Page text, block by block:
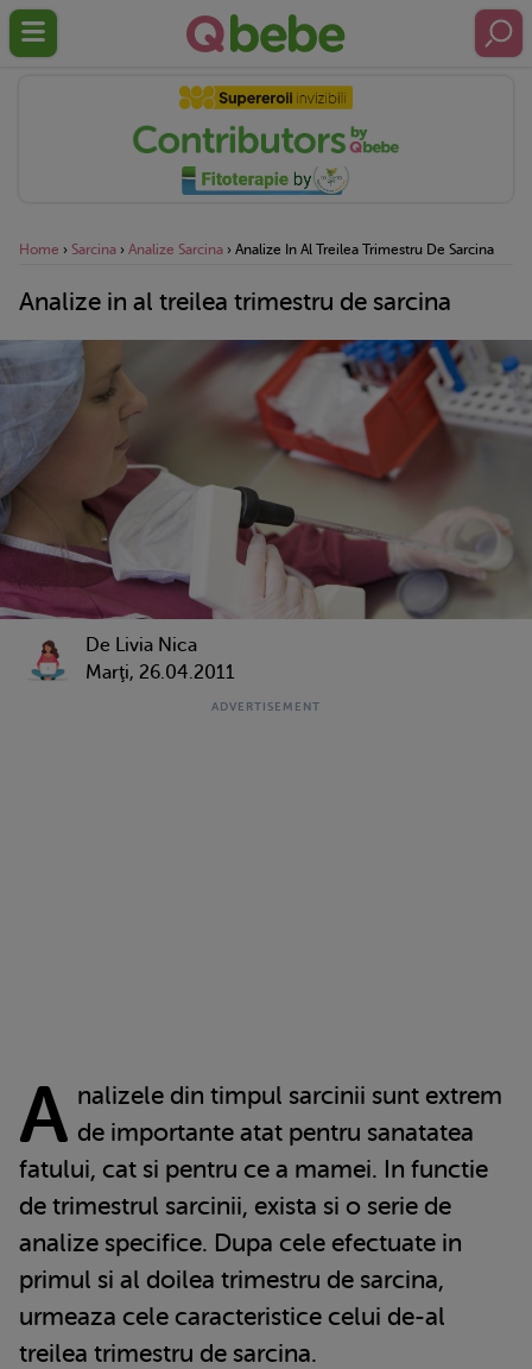
Home › Sarcina › Analize Sarcina › Analize In Al Treilea Trimestru De Sarcina
Analize in al treilea trimestru de sarcina
De Livia Nica
Marţi, 26.04.2011
A nalizele din timpul sarcinii sunt extrem
de importante atat pentru sanatatea
fatului, cat si pentru ce a mamei. In functie
de trimestrul sarcinii, exista si o serie de
analize specifice. Dupa cele efectuate in
primul si al doilea trimestru de sarcina,
urmeaza cele caracteristice celui de-al
treilea trimestru de sarcina.